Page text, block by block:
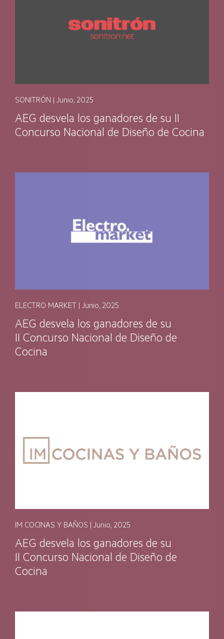
SONITRÓN | Junio, 2025
AEG desvela los ganadores de su II
Concurso Nacional de Diseño de Cocina
ELECTRO MARKET | Junio, 2025
AEG desvela los ganadores de su
II Concurso Nacional de Diseño de
Cocina
IM COCINAS Y BAÑOS | Junio, 2025
AEG desvela los ganadores de su
II Concurso Nacional de Diseño de
Cocina